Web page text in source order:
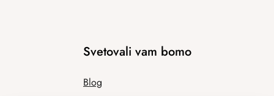
Svetovali vam bomo
Blog